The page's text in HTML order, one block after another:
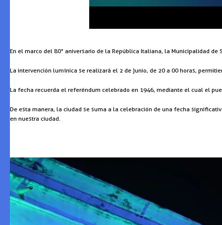
En el marco del 80° aniversario de la República Italiana, la Municipalidad
La intervención lumínica se realizará el 2 de junio, de 20 a 00 horas,
La fecha recuerda el referéndum celebrado en 1946, mediante el cual el
De esta manera, la ciudad se suma a la celebración de una fecha
en nuestra ciudad.